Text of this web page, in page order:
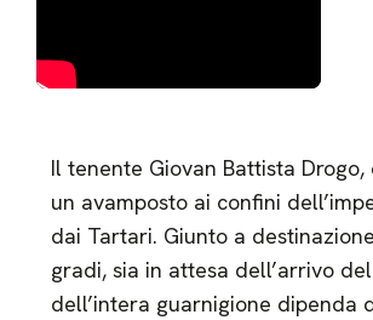
Il tenente Giovan Battista
un avamposto ai confini
dai Tartari. Giunto a
gradi, sia in attesa dell’arrivo
dell’intera guarnigione dipenda